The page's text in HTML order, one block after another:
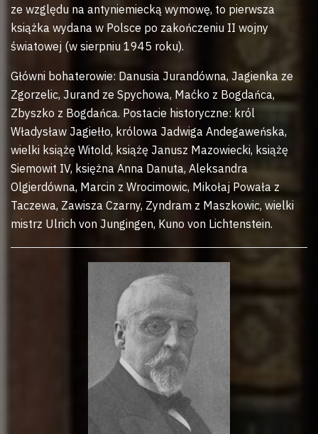
ze względu na antyniemiecką wymowę, to pierwsza
książka wydana w Polsce po zakończeniu II wojny
światowej (w sierpniu 1945 roku).
Główni bohaterowie: Danusia Jurandówna, Jagienka ze
Zgorzelic, Jurand ze Spychowa, Maćko z Bogdańca,
Zbyszko z Bogdańca. Postacie historyczne: król
Władysław Jagiełło, królowa Jadwiga Andegaweńska,
wielki książę Witold, książę Janusz Mazowiecki, książę
Siemowit IV, księżna Anna Danuta, Aleksandra
Olgierdówna, Marcin z Wrocimowic, Mikołaj Powała z
Taczewa, Zawisza Czarny, Zyndram z Maszkowic, wielki
mistrz Ulrich von Jungingen, Kuno von Lichtenstein.